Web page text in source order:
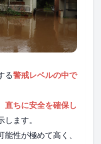
る警戒レベルの中で
直ちに安全を確保し
します。
性が極めて高く、